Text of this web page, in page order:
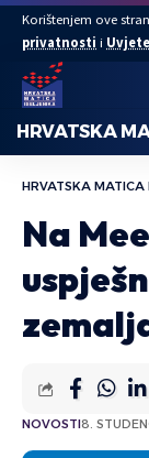
Korištenjem ove
privatnosti i
HRVATSKA
HRVATSKA MATICA
Na
NOVOSTI8.